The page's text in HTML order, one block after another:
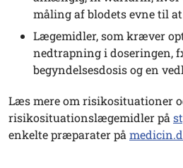
måling af blodets evne til
Lægemidler, som kræver
nedtrapning i doseringen,
begyndelsesdosis og en
Læs mere om risikosituationer
risikosituationslægemidler på
enkelte præparater på